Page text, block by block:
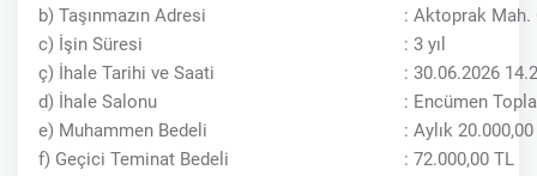
b) Taşınmazın Adresi
: Aktoprak Mah.
c) İşin Süresi
: 3 yıl
ç) İhale Tarihi ve Saati
: 30.06.2026
d) İhale Salonu
: Encümen
e) Muhammen Bedeli
: Aylık
f) Geçici Teminat Bedeli
: 72.000,00 TL